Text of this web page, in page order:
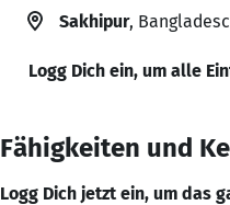
Sakhipur,
Logg Dich ein, um alle
Fähigkeiten und
Logg Dich jetzt ein, um das